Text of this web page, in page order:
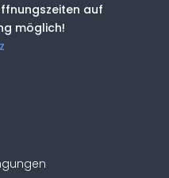
auf
möglich!